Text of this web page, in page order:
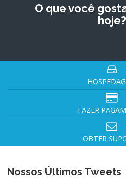
O que você
hoje?
FAZER
OBTER
Nossos Últimos Tweets